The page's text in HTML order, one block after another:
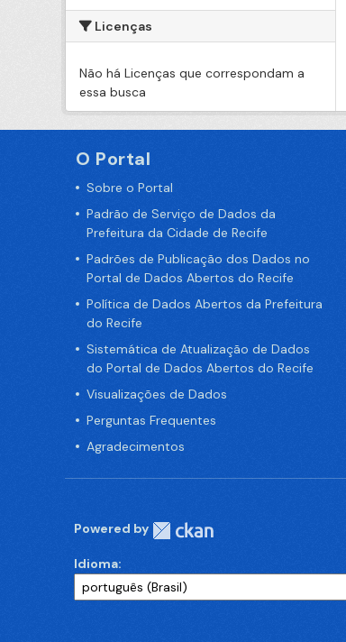
Licenças
Não há Licenças que correspondam a
essa busca
O Portal
Sobre o Portal
Padrão de Serviço de Dados da
Prefeitura da Cidade de Recife
Padrões de Publicação dos Dados no
Portal de Dados Abertos do Recife
Política de Dados Abertos da Prefeitura
do Recife
Sistemática de Atualização de Dados
do Portal de Dados Abertos do Recife
Visualizações de Dados
Perguntas Frequentes
Agradecimentos
Powered by
Idioma